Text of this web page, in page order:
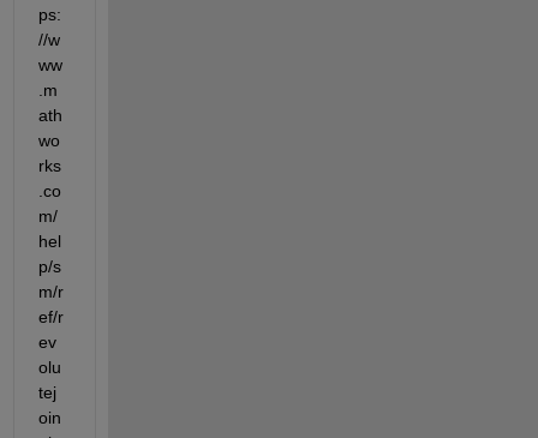
ps:
//w
ww
.m
ath
wo
rks
.co
m/
hel
p/s
m/r
ef/r
ev
olu
tej
oin